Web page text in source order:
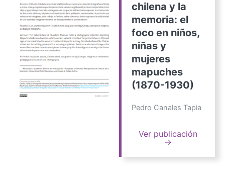
chilena y la
memoria: el
foco en niños,
niñas y
mujeres
mapuches
(1870-1930)
Pedro Canales Tapia
Ver publicación
→